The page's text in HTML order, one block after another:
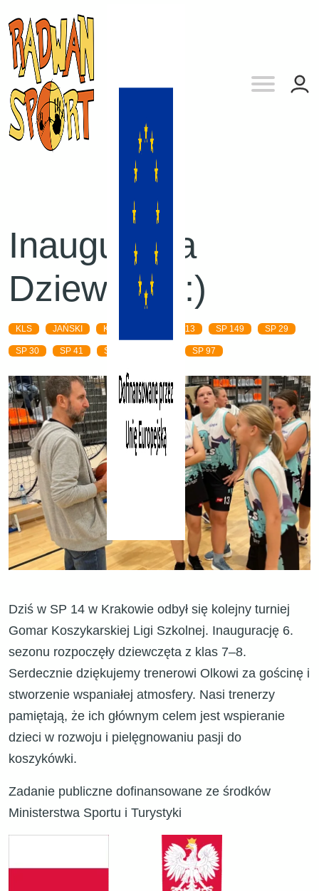
Inauguracja
Dziewcząt :)
KLS JAŃSKI KADRA RS SP 113 SP 149 SP 29
SP 30 SP 41 SP 66 SP 97
Dziś w SP 14 w Krakowie odbył się kolejny turniej
Gomar Koszykarskiej Ligi Szkolnej. Inaugurację 6.
sezonu rozpoczęły dziewczęta z klas 7–8.
Serdecznie dziękujemy trenerowi Olkowi za gościnę i
stworzenie wspaniałej atmosfery. Nasi trenerzy
pamiętają, że ich głównym celem jest wspieranie
dzieci w rozwoju i pielęgnowaniu pasji do
koszykówki.
Zadanie publiczne dofinansowane ze środków
Ministerstwa Sportu i Turystyki